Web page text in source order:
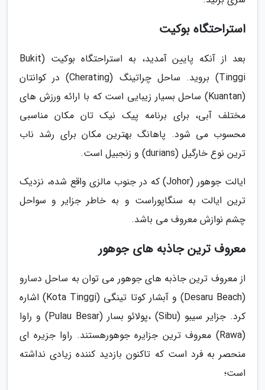
استراحتگاه بوکیت
بعد از آنکه پایین آمدید، به استراحتگاه بوکیت (Bukit
Tinggi) بروید. ساحل چراتینگ (Cherating) در کوانتان
(Kuantan) ساحل بسیار زیبایی است که با ارائه ورزش های
مختلف آبی، برای برنامه پیک نیک تان مکان مناسبی
محسوب می شود. پاهانگ بهترین مکان برای رشد ناب
ترین نوع خارگیل (durians) و زنجبیل است.
ایالت جوهور (Johor) که در جنوب مالزی واقع شده، نزدیک
ترین ایالت به سنگاپوراست و به خاطر جزایر و سواحل
چشم نوازش معروف می باشد.
معروف ترین جاذبه های جوهور
از معروف ترین جاذبه های جوهور می توان به ساحل دسارو
(Desaru Beach) و آبشار کوتا تینگی (Kota Tinggi) اشاره
کرد. جزایر سیبو (Sibu) ،پولائو بسار (Pulau Besar) و راوا
(Rawa) معروف ترین جزایره جوهورهستند. راوا جزیره ای
منحصر به فرد است که تاکنون بازدید کننده زیادی نداشته
است؛